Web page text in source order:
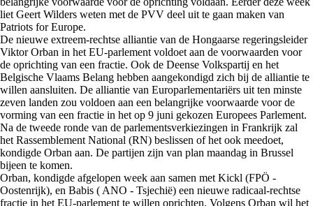
liet Geert Wilders weten met de PVV deel uit te gaan maken van
Patriots for Europe.
De nieuwe extreem-rechtse alliantie van de Hongaarse regeringsleider
Viktor Orban in het EU-parlement voldoet aan de voorwaarden voor
de oprichting van een fractie. Ook de Deense Volkspartij en het
Belgische Vlaams Belang hebben aangekondigd zich bij de alliantie te
willen aansluiten. De alliantie van Europarlementariërs uit ten minste
zeven landen zou voldoen aan een belangrijke voorwaarde voor de
vorming van een fractie in het op 9 juni gekozen Europees Parlement.
Na de tweede ronde van de parlementsverkiezingen in Frankrijk zal
het Rassemblement National (RN) beslissen of het ook meedoet,
kondigde Orban aan. De partijen zijn van plan maandag in Brussel
bijeen te komen.
Orban, kondigde afgelopen week aan samen met Kickl (FPÖ -
Oostenrijk), en Babis ( ANO - Tsjechië) een nieuwe radicaal-rechtse
fractie in het EU-parlement te willen oprichten. Volgens Orban wil het